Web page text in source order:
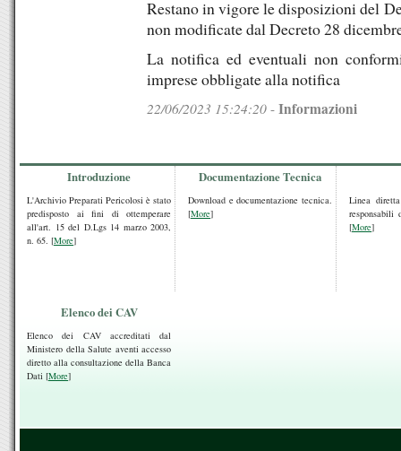
Restano in vigore le disposizioni del
non modificate dal Decreto 28
La notifica ed eventuali non
imprese obbligate alla notifica
22/06/2023 15:24:20 -Informazioni
Introduzione
L'Archivio Preparati Pericolosi è stato
predisposto ai fini di ottemperare
all'art. 15 del D.Lgs 14 marzo 2003,
n. 65. [More]
Documentazione Tecnica
Download e documentazione tecnica.
[More]
Linea
responsabili
[More]
Elenco dei CAV
Elenco dei CAV accreditati dal
Ministero della Salute aventi accesso
diretto alla consultazione della Banca
Dati [More]